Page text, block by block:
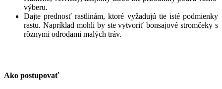
výberu.
Dajte prednosť rastlinám, ktoré vyžadujú tie isté podmienky
rastu. Napríklad mohli by ste vytvoriť bonsajové stromčeky s
rôznymi odrodami malých tráv.
Ako postupovať